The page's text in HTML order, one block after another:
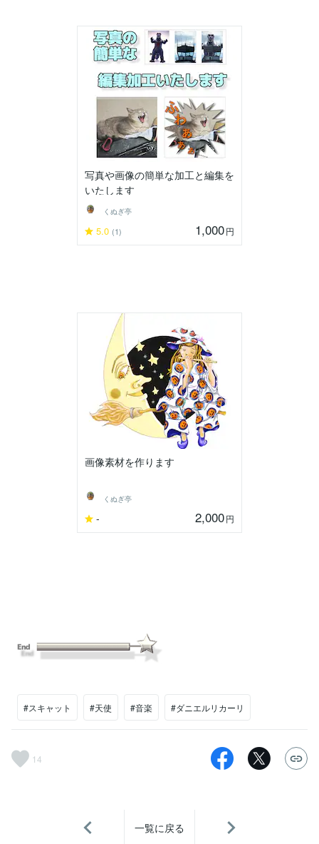
写真や画像の簡単な加工と編集を
いたします
くぬぎ亭
5.0 (1) 1,000円
画像素材を作ります
くぬぎ亭
- 2,000円
#スキャット #天使 #音楽 #ダニエルリカーリ
14
一覧に戻る